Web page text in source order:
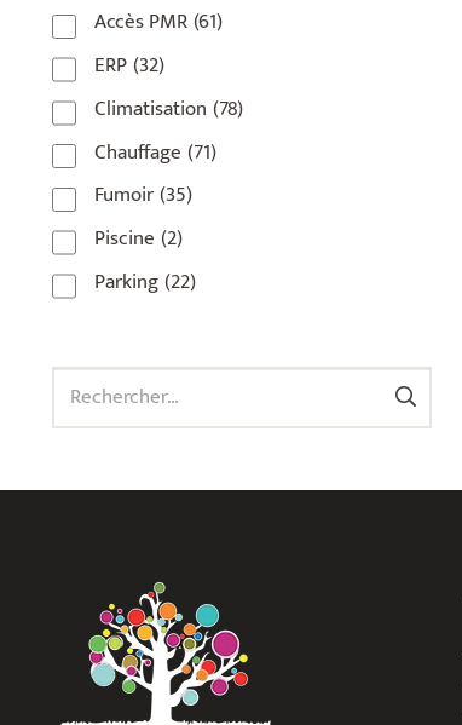
93(1)
93 420(1)
93100(1)
93200(1)
93500 (1)
Accès PMR(61)
ERP(32)
Climatisation (78)
Chauffage (71)
Fumoir(35)
Piscine (2)
Parking(22)
Rechercher :